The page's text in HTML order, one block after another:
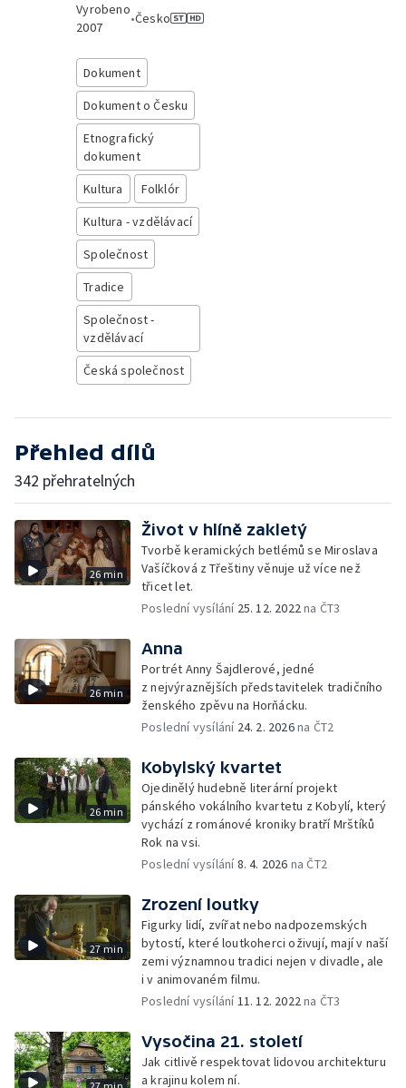
Vyrobeno
2007
•Česko
Dokument
Dokument o Česku
Etnografický
dokument
Kultura
Folklór
Kultura - vzdělávací
Společnost
Tradice
Společnost -
vzdělávací
Česká společnost
Přehled dílů
342 přehratelných
26 min
Život v hlíně zakletý
Tvorbě keramických betlémů se Miroslava
Vašíčková z Třeštiny věnuje už více než
třicet let.
Poslední vysílání 25. 12. 2022na ČT3
26 min
Anna
Portrét Anny Šajdlerové, jedné
z nejvýraznějších představitelek tradičního
ženského zpěvu na Horňácku.
Poslední vysílání 24. 2. 2026na ČT2
26 min
Kobylský kvartet
Ojedinělý hudebně literární projekt
pánského vokálního kvartetu z Kobylí, který
vychází z románové kroniky bratří Mrštíků
Rok na vsi.
Poslední vysílání8. 4. 2026 na ČT2
27 min
Zrození loutky
Figurky lidí, zvířat nebo nadpozemských
bytostí, které loutkoherci oživují, mají v naší
zemi významnou tradici nejen v divadle, ale
i v animovaném filmu.
Poslední vysílání11. 12. 2022na ČT3
Vysočina 21. století
Jak citlivě respektovat lidovou architekturu
a krajinu kolem ní.